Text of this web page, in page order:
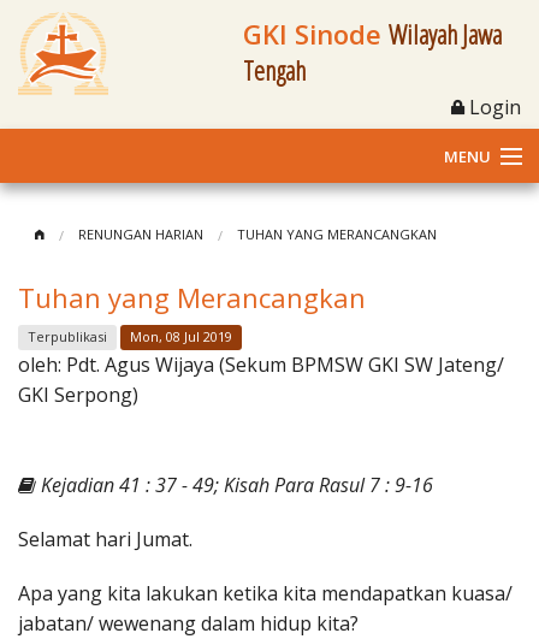
GKI Sinode Wilayah Jawa
Tengah
Login
MENU
Klasis dan Jemaat
Berita Kegiatan
Materi
RENUNGAN HARIAN TUHAN YANG MERANCANGKAN
Tuhan yang Merancangkan
Terpublikasi Mon, 08 Jul 2019
oleh: Pdt. Agus Wijaya (Sekum BPMSW GKI SW Jateng/
GKI Serpong)
Kejadian 41 : 37 - 49; Kisah Para Rasul 7 : 9-16
Selamat hari Jumat.
Apa yang kita lakukan ketika kita mendapatkan kuasa/
jabatan/ wewenang dalam hidup kita?